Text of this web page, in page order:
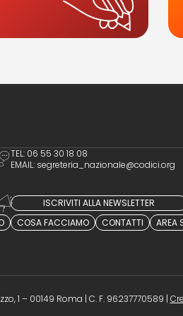
TEL: 06 55 30 18 08
EMAIL: segreteria_nazionale@codici.org
ISCRIVITI ALLA NEWSLETTER
COSA FACCIAMO CONTATTI AREA
1 – 00149 Roma | C. F. 96237770589 |